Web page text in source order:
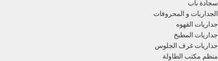
سجادة باب
الجداريات و المحروفات
جداريات القهوه
جداريات المطبخ
جداريات غرف الجلوس
منظم مكتب الطاولة